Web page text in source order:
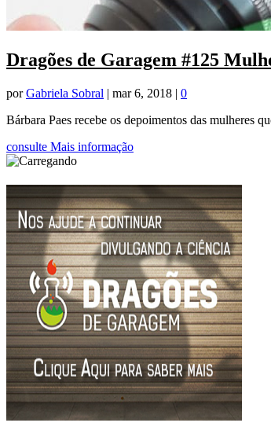
Dragões de Garagem #125
porGabriela Sobral | mar 6, 2018 | 0
Bárbara Paes recebe os depoimentos das mulheres
consulte Mais informação